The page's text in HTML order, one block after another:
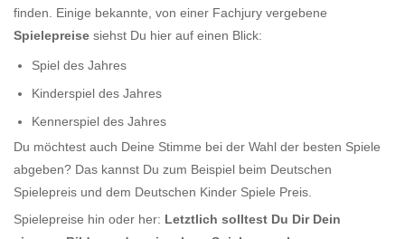
finden. Einige bekannte, von einer Fachjury vergebene
Spielepreise siehst Du hier auf einen Blick:
Spiel des Jahres
Kinderspiel des Jahres
Kennerspiel des Jahres
Du möchtest auch Deine Stimme bei der Wahl der besten Spiele
abgeben? Das kannst Du zum Beispiel beim Deutschen
Spielepreis und dem Deutschen Kinder Spiele Preis.
Spielepreise hin oder her: Letztlich solltest Du Dir Dein